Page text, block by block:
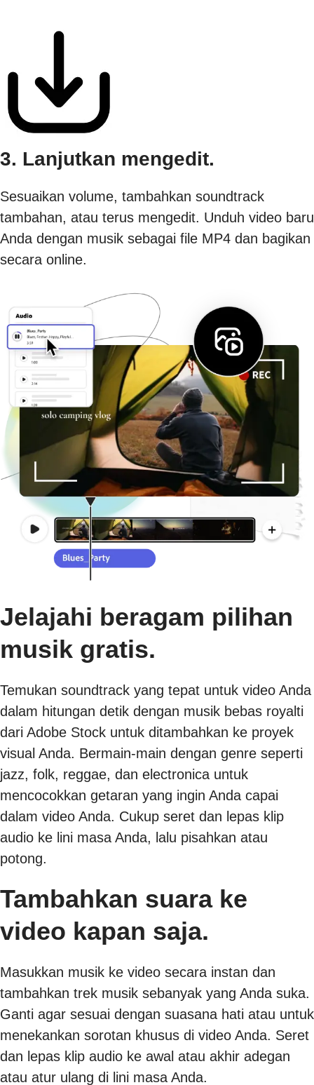
3. Lanjutkan mengedit.
Sesuaikan volume, tambahkan soundtrack
tambahan, atau terus mengedit. Unduh video baru
Anda dengan musik sebagai file MP4 dan bagikan
secara online.
Jelajahi beragam pilihan
musik gratis.
Temukan soundtrack yang tepat untuk video Anda
dalam hitungan detik dengan musik bebas royalti
dari Adobe Stock untuk ditambahkan ke proyek
visual Anda. Bermain-main dengan genre seperti
jazz, folk, reggae, dan electronica untuk
mencocokkan getaran yang ingin Anda capai
dalam video Anda. Cukup seret dan lepas klip
audio ke lini masa Anda, lalu pisahkan atau
potong.
Tambahkan suara ke
video kapan saja.
Masukkan musik ke video secara instan dan
tambahkan trek musik sebanyak yang Anda suka.
Ganti agar sesuai dengan suasana hati atau untuk
menekankan sorotan khusus di video Anda. Seret
dan lepas klip audio ke awal atau akhir adegan
atau atur ulang di lini masa Anda.